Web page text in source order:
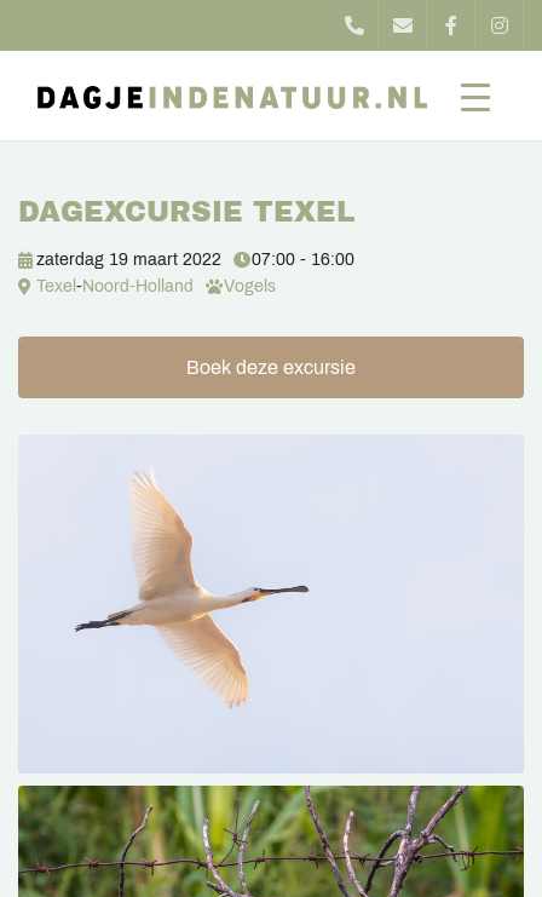
DAGEXCURSIE TEXEL
zaterdag 19 maart 2022
07:00 - 16:00
Texel -Noord-Holland Vogels
Boek deze excursie